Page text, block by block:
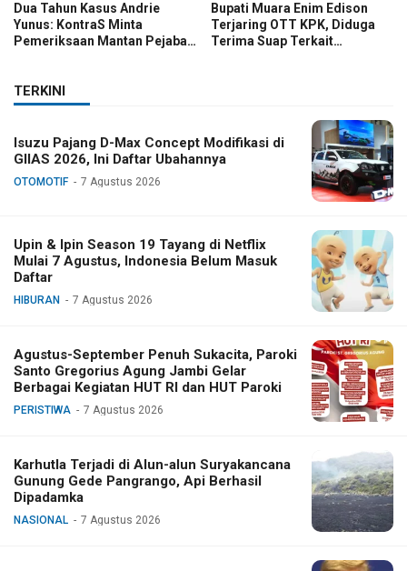
Dua Tahun Kasus Andrie
Yunus: KontraS Minta
Pemeriksaan Mantan Pejabat
Bupati Muara Enim Edison
Terjaring OTT KPK, Diduga
Terima Suap Terkait
TERKINI
Isuzu Pajang D-Max Concept Modifikasi di
GIIAS 2026, Ini Daftar Ubahannya
OTOMOTIF 7 Agustus 2026
Upin & Ipin Season 19 Tayang di Netflix
Mulai 7 Agustus, Indonesia Belum Masuk
Daftar
HIBURAN 7 Agustus 2026
Agustus-September Penuh Sukacita, Paroki
Santo Gregorius Agung Jambi Gelar
Berbagai Kegiatan HUT RI dan HUT Paroki
PERISTIWA 7 Agustus 2026
Karhutla Terjadi di Alun-alun Suryakancana
Gunung Gede Pangrango, Api Berhasil
Dipadamka
NASIONAL 7 Agustus 2026